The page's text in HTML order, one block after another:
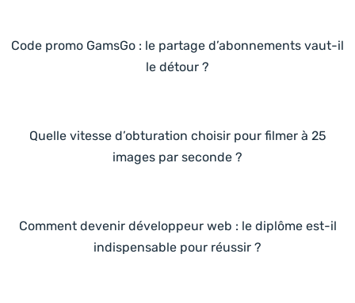
Code promo GamsGo : le partage d’abonnements vaut-il
le détour ?
Quelle vitesse d’obturation choisir pour filmer à 25
images par seconde ?
Comment devenir développeur web : le diplôme est-il
indispensable pour réussir ?